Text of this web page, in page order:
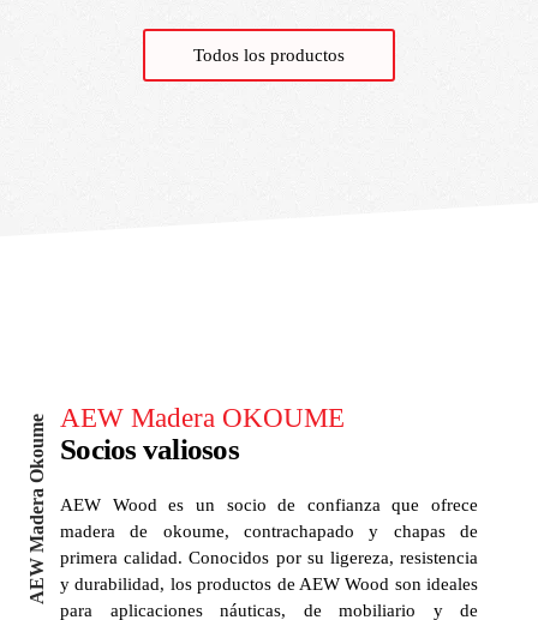
Todos los productos
AEW Madera OKOUME
Socios valiosos
AEW Madera Okoume
AEW Wood es un socio de confianza que ofrece
madera de okoume, contrachapado y chapas de
primera calidad. Conocidos por su ligereza, resistencia
y durabilidad, los productos de AEW Wood son ideales
para aplicaciones náuticas, de mobiliario y de